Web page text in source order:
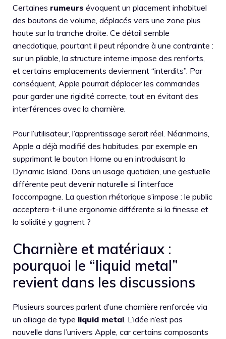
Certaines rumeurs évoquent un placement inhabituel
des boutons de volume, déplacés vers une zone plus
haute sur la tranche droite. Ce détail semble
anecdotique, pourtant il peut répondre à une contrainte :
sur un pliable, la structure interne impose des renforts,
et certains emplacements deviennent “interdits”. Par
conséquent, Apple pourrait déplacer les commandes
pour garder une rigidité correcte, tout en évitant des
interférences avec la charnière.
Pour l’utilisateur, l’apprentissage serait réel. Néanmoins,
Apple a déjà modifié des habitudes, par exemple en
supprimant le bouton Home ou en introduisant la
Dynamic Island. Dans un usage quotidien, une gestuelle
différente peut devenir naturelle si l’interface
l’accompagne. La question rhétorique s’impose : le public
acceptera-t-il une ergonomie différente si la finesse et
la solidité y gagnent ?
Charnière et matériaux :
pourquoi le “liquid metal”
revient dans les discussions
Plusieurs sources parlent d’une charnière renforcée via
un alliage de type liquid metal. L’idée n’est pas
nouvelle dans l’univers Apple, car certains composants